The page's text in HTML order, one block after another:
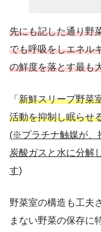
先にも記した通り野
でも呼吸をしエネル
の鮮度を落とす最も
「 新鮮スリープ野菜
活動を抑制し眠らせ
(※プラチナ触媒が、
炭酸ガスと水に分解
す)
野菜室の構造も工夫
まない野菜の保存に